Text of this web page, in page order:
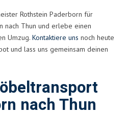
Rothstein Paderborn für
nach Thun und erlebe einen
Umzug. Kontaktiere uns noch heute
und lass uns gemeinsam deinen
nach Thun